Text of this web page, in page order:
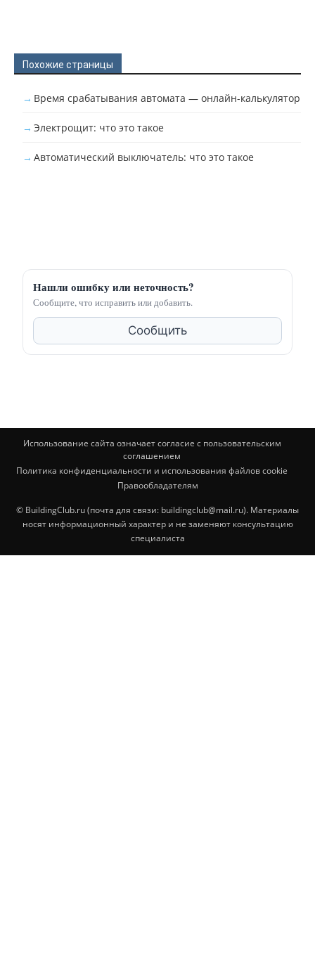
Похожие страницы
Время срабатывания автомата — онлайн-калькулятор
Электрощит: что это такое
Автоматический выключатель: что это такое
Нашли ошибку или неточность?
Сообщите, что исправить или добавить.
Сообщить
Использование сайта означает согласие с пользовательским
соглашением
Политика конфиденциальности и использования файлов cookie
Правообладателям
© BuildingClub.ru (почта для связи: buildingclub@mail.ru). Материалы
носят информационный характер и не заменяют консультацию
специалиста